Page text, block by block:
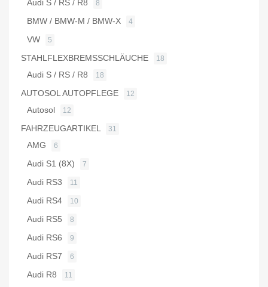
Audi S / RS / R8 8
BMW / BMW-M / BMW-X 4
VW 5
STAHLFLEXBREMSSCHLÄUCHE 18
Audi S / RS / R8 18
AUTOSOL AUTOPFLEGE 12
Autosol 12
FAHRZEUGARTIKEL 31
AMG 6
Audi S1 (8X) 7
Audi RS3 11
Audi RS4 10
Audi RS5 8
Audi RS6 9
Audi RS7 6
Audi R8 11